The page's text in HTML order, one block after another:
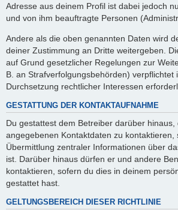
Adresse aus deinem Profil ist dabei jedoch
und von ihm beauftragte Personen
Andere als die oben genannten Daten wird
deiner Zustimmung an Dritte weitergeben.
auf Grund gesetzlicher Regelungen zur
B. an Strafverfolgungsbehörden) verpflichtet
Durchsetzung rechtlicher Interessen
GESTATTUNG DER KONTAKTAUFNAHME
Du gestattest dem Betreiber darüber
angegebenen Kontaktdaten zu kontaktieren,
Übermittlung zentraler Informationen über
ist. Darüber hinaus dürfen er und andere
kontaktieren, sofern du dies in deinem
gestattet hast.
GELTUNGSBEREICH DIESER RICHTLINIE